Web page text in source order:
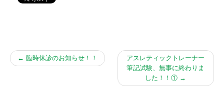
← 臨時休診のお知らせ！！
アスレティックトレーナー
筆記試験、無事に終わりま
した！！① →